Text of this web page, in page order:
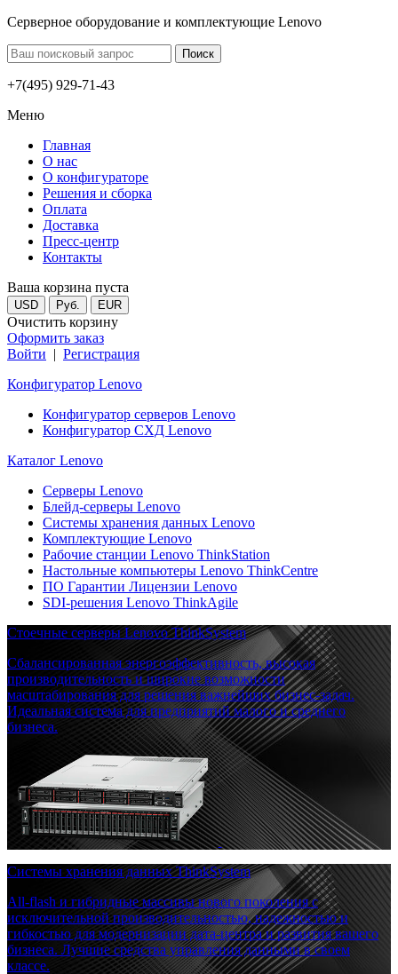
Серверное оборудование и комплектующие Lenovo
+7(495) 929-71-43
Меню
Главная
О нас
О конфигураторе
Решения и сборка
Оплата
Доставка
Пресс-центр
Контакты
Ваша корзина пуста
USD Руб. EUR
Очистить корзину
Оформить заказ
Войти | Регистрация
Конфигуратор Lenovo
Конфигуратор серверов Lenovo
Конфигуратор СХД Lenovo
Каталог Lenovo
Серверы Lenovo
Блейд-серверы Lenovo
Системы хранения данных Lenovo
Комплектующие Lenovo
Рабочие станции Lenovo ThinkStation
Настольные компьютеры Lenovo ThinkCentre
ПО Гарантии Лицензии Lenovo
SDI-решения Lenovo ThinkAgile
Стоечные серверы Lenovo ThinkSystem
Сбалансированная энергоэффективность, высокая
производительность и широкие возможности
масштабирования для решения важнейших бизнес-задач.
Идеальная система для предприятий малого и среднего
бизнеса.
Системы хранения данных ThinkSystem
All-flash и гибридные массивы нового поколения с
исключительной производительностью, надежностью и
гибкостью для модернизации дата-центра и развития вашего
бизнеса. Лучшие средства управления данными в своем
классе.